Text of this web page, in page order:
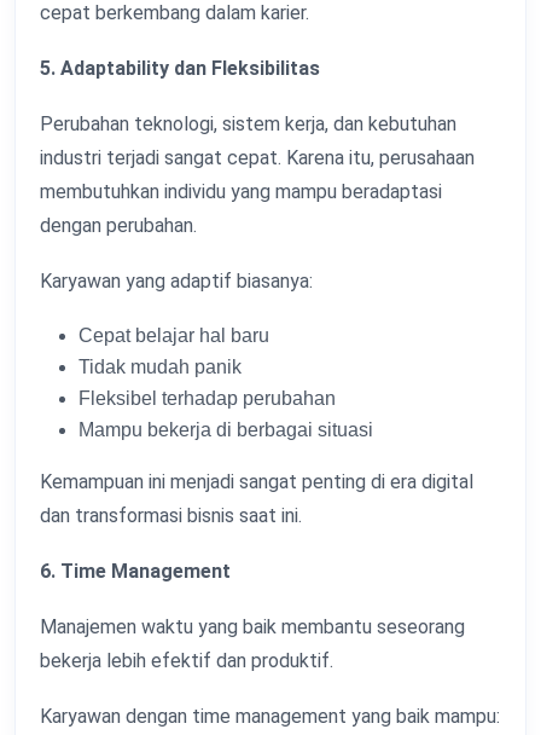
cepat berkembang dalam karier.
5. Adaptability dan Fleksibilitas
Perubahan teknologi, sistem kerja, dan kebutuhan
industri terjadi sangat cepat. Karena itu, perusahaan
membutuhkan individu yang mampu beradaptasi
dengan perubahan.
Karyawan yang adaptif biasanya:
Cepat belajar hal baru
Tidak mudah panik
Fleksibel terhadap perubahan
Mampu bekerja di berbagai situasi
Kemampuan ini menjadi sangat penting di era digital
dan transformasi bisnis saat ini.
6. Time Management
Manajemen waktu yang baik membantu seseorang
bekerja lebih efektif dan produktif.
Karyawan dengan time management yang baik mampu: